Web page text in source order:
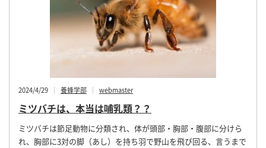
2024/4/29 養蜂学部 webmaster
ミツバチは、本当は哺乳類？？
ミツバチは節足動物に分類され、体が頭部・胸部・腹部に分けら
れ、胸部に3対の脚（あし）を持ち羽で野山を飛び回る、言うまで